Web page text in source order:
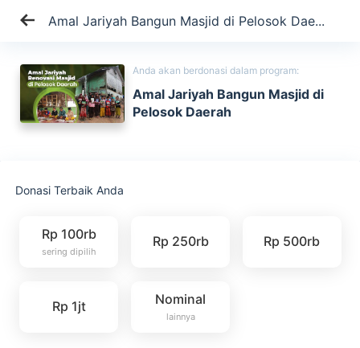
Amal Jariyah Bangun Masjid di Pelosok Dae...
Anda akan berdonasi dalam program:
Amal Jariyah Bangun Masjid di
Pelosok Daerah
Donasi Terbaik Anda
Rp 100rb
sering dipilih
Rp 250rb Rp 500rb
Rp 1jt Nominal
lainnya